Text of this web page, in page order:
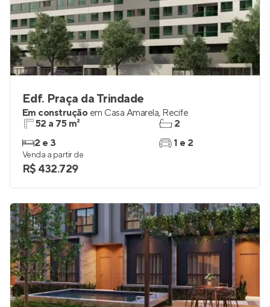
Edf. Praça da Trindade
Em construção em Casa Amarela, Recife
52 a 75 m²
2 e 3
2
1 e 2
Venda a partir de
R$ 432.729